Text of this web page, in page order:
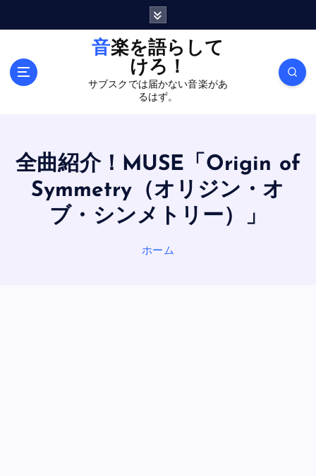
音楽を語らして
けろ！
サブスクでは届かない音楽があ
るはず。
全曲紹介！MUSE「Origin of
Symmetry（オリジン・オ
ブ・シンメトリー）」
ホーム